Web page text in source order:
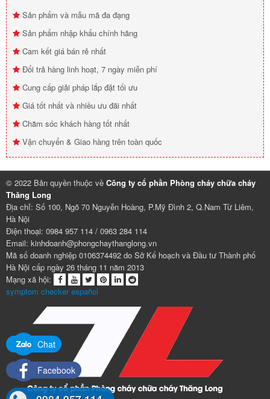
Sản phẩm và mẫu mã đa đạng
Sản phẩm nhập khẩu chính hãng
Cam kết giá bán rẻ nhất
Đổi trả hàng linh hoạt, 7 ngày miễn phí
Cung cấp giải pháp lắp đặt tối ưu
Giá tốt nhất và nhiều ưu đãi nhất
Chăm sóc khách hàng tốt nhất
Vận chuyển & Giao hàng trên toàn quốc
© 2022 Bản quyền thuộc về Công ty cổ phần Phòng cháy chữa cháy
Thăng Long
Địa chỉ: Số 100, Ngõ 70 Nguyễn Hoàng, P.Mỹ Đình 2, Q.Nam Từ Liêm,
Hà Nội
Điện thoại: 0984 957 114 / 0963 284 114
Email: kinhdoanh@phongchaythanglong.vn
Mã số doanh nghiệp 0106374492 do Sở Kế hoạch và Đầu tư Thành phố
Hà Nội cấp ngày 26 tháng 11 năm 2013
Mạng xã hội:
symptom checker español
Chat
Facebook